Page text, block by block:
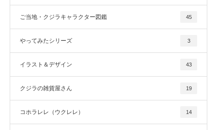
ご当地・クジラキャラクター図鑑 45
やってみたシリーズ 3
イラスト＆デザイン 43
クジラの雑貨屋さん 19
コホラレレ（ウクレレ） 14